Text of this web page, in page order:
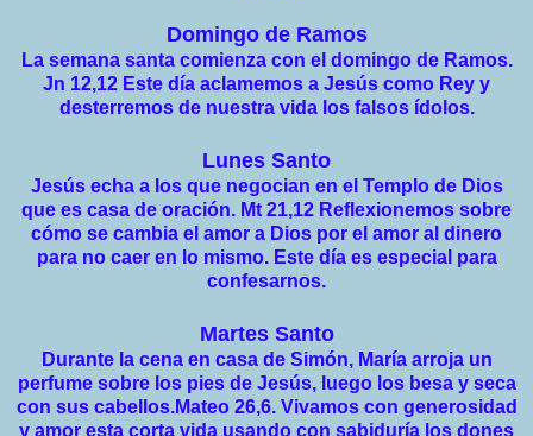
Domingo de Ramos
La semana santa comienza con el domingo de Ramos.
Jn 12,12 Este día aclamemos a Jesús como Rey y
desterremos de nuestra vida los falsos ídolos.
Lunes Santo
Jesús echa a los que negocian en el Templo de Dios
que es casa de oración. Mt 21,12 Reflexionemos sobre
cómo se cambia el amor a Dios por el amor al dinero
para no caer en lo mismo. Este día es especial para
confesarnos.
Martes Santo
Durante la cena en casa de Simón, María arroja un
perfume sobre los pies de Jesús, luego los besa y seca
con sus cabellos.Mateo 26,6. Vivamos con generosidad
y amor esta corta vida usando con sabiduría los dones